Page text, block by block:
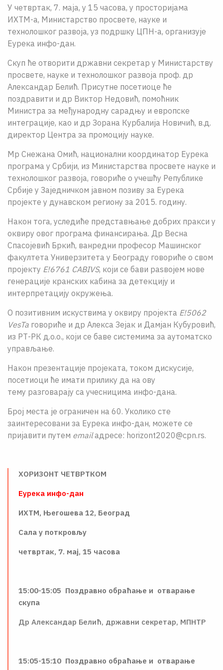
О НАМА
ЦПН
У четвртак, 7. маја, у 15 часова, у просторијама
ИХТМ-а, Министарство просвете, науке и
технолошког развоја, уз подршку ЦПН-а, организује
Еурека инфо-дан.
Скуп ће отворити државни секретар у Министарству
просвете, науке и технолошког развоја проф. др
Александар Белић. Присутне посетиоце ће
поздравити и др Виктор Недовић, помоћник
Министра за међународну сарадњу и европске
интеграције, као и др Зорана Курбалија Новичић, в.д.
директор Центра за промоцију науке.
Мр Снежана Омић, национални координатор Еурека
програмa у Србији, из Министарства просвете науке и
технолошког развоја, говориће о учешћу Републике
Србије у Заједничком јавном позиву за Еурека
пројекте у дунавском региону за 2015. годину.
Након тога, уследиће представњање добрих пракси у
оквиру овог програма финансирања. Др Весна
Спасојевић Бркић, ванредни професор Машинског
факултета Универзитета у Београду говориће о свом
пројекту Е!6761 CABIVS, који се бави раѕвојем нове
генерације кранских кабинa за детекцију и
интерпретацију окружења.
О позитивним искуствима у оквиру пројекта E!5062
VesTa говориће и др Алекса Зејак и Дамјан Кубуровић,
из РТ-РК д.о.о., који се баве системима за аутоматско
управљање.
Након презентације пројеката, током дискусије,
посетиоци ће имати прилику да на ову
тему разговарају са учесницима инфо-дана.
Број места је ограничен на 60. Уколико сте
заинтересовани за Еурека инфо-дан, можете се
пријавити путем emailадресе: horizont2020@cpn.rs.
ХОРИЗОНТ ЧЕТВРТКОМ
Еурека инфо-дан
ИХТМ, Његошева 12, Београд
Сала у поткровљу
четвртак, 7. мај, 15 часова
15:00-15:05 Поздравно обраћање и отварање
скупа
Др Александар Белић, државни секретар, МПНТР
15:05-15:10 Поздравно обраћање и отварање